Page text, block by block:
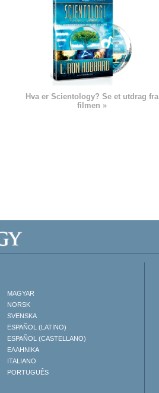
Hva er Scientology? Se et utdrag fra
filmen »
MAGYAR
NORSK
SVENSKA
ESPAÑOL (LATINO)
ESPAÑOL (CASTELLANO)
ΕΛΛΗΝΙΚA
ITALIANO
PORTUGUÊS